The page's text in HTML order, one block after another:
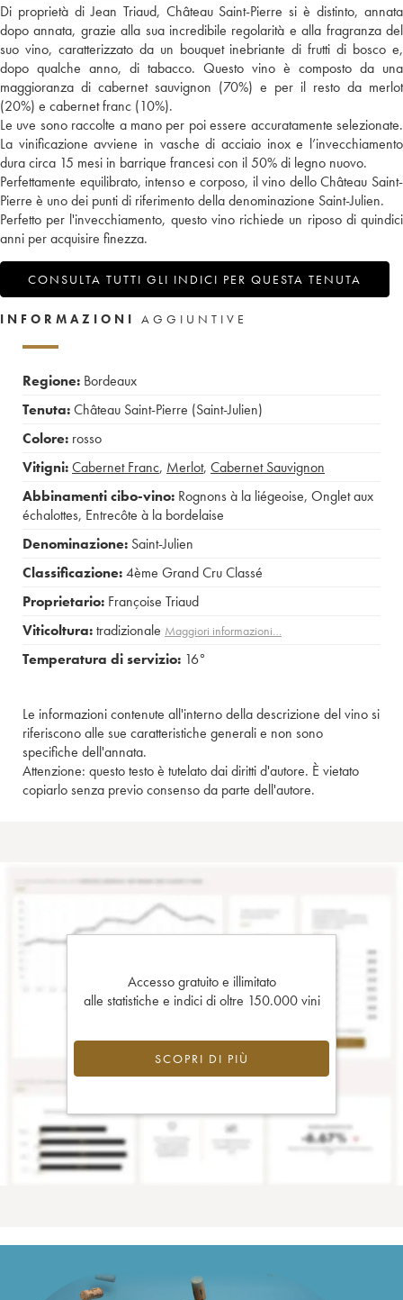
Di proprietà di Jean Triaud, Château Saint-Pierre si è distinto, annata
dopo annata, grazie alla sua incredibile regolarità e alla fragranza del
suo vino, caratterizzato da un bouquet inebriante di frutti di bosco e,
dopo qualche anno, di tabacco. Questo vino è composto da una
maggioranza di cabernet sauvignon (70%) e per il resto da merlot
(20%) e cabernet franc (10%).
Le uve sono raccolte a mano per poi essere accuratamente selezionate.
La vinificazione avviene in vasche di acciaio inox e l’invecchiamento
dura circa 15 mesi in barrique francesi con il 50% di legno nuovo.
Perfettamente equilibrato, intenso e corposo, il vino dello Château Saint-
Pierre è uno dei punti di riferimento della denominazione Saint-Julien.
Perfetto per l'invecchiamento, questo vino richiede un riposo di quindici
anni per acquisire finezza.
CONSULTA TUTTI GLI INDICI PER QUESTA TENUTA
INFORMAZIONI AGGIUNTIVE
Regione: Bordeaux
Tenuta:Château Saint-Pierre (Saint-Julien)
Colore: rosso
Vitigni:Cabernet Franc, Merlot, Cabernet Sauvignon
Abbinamenti cibo-vino: Rognons à la liégeoise, Onglet aux
échalottes, Entrecôte à la bordelaise
Denominazione: Saint-Julien
Classificazione:4ème Grand Cru Classé
Proprietario: Françoise Triaud
Viticoltura:tradizionale Maggiori informazioni…
Temperatura di servizio: 16°
Le informazioni contenute all'interno della descrizione del vino si
riferiscono alle sue caratteristiche generali e non sono
specifiche dell'annata.
Attenzione: questo testo è tutelato dai diritti d'autore. È vietato
copiarlo senza previo consenso da parte dell'autore.
Accesso gratuito e illimitato
alle statistiche e indici di oltre 150.000 vini
SCOPRI DI PIÙ